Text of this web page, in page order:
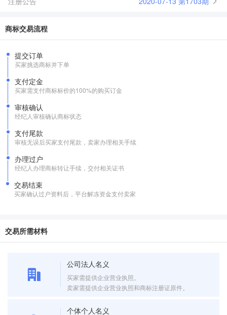
商标交易流程
提交订单
买家挑选商标并下单
支付定金
买家需支付商标标价的100%的购买订金
审核确认
经纪人审核确认商标状态
支付尾款
审核无误后买家支付尾款，卖家办理相关手续
办理过户
经纪人办理商标转让手续，交付相关证书
交易结束
买家确认过户资料后，平台解冻资金支付卖家
交易所需材料
公司法人名义
买家需提供企业营业执照。
卖家需提供企业营业执照和商标注册证原件。
个体个人名义